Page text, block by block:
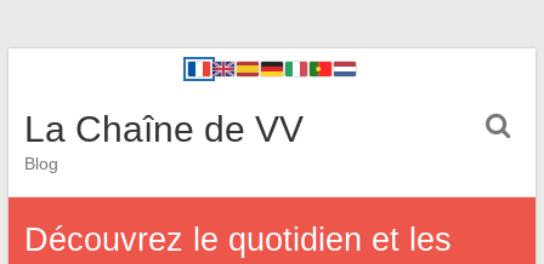
La Chaîne de VV
Blog
Découvrez le quotidien et les